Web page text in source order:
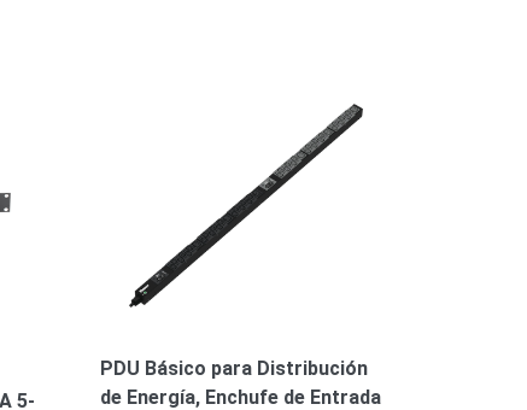
5-
PDU Básico para Distribución
de Energía, Enchufe de Entrada